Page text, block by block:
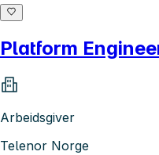
Platform
Arbeidsgiver
Telenor Norge